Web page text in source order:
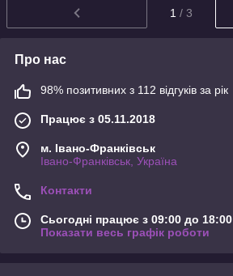
1 / 3
Про нас
98% позитивних з 112 відгуків за рік
Працює з 05.11.2018
м. Івано-Франківськ
Івано-Франківськ, Україна
Контакти
Сьогодні працює з 09:00 до 18:00
Показати весь графік роботи